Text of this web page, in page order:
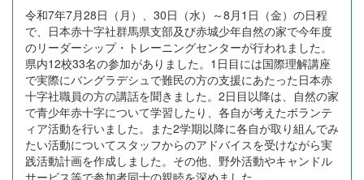
令和7年7月28日（月）、30日（水）～8月1日（金）の日程
で、日本赤十字社群馬県支部及び赤城少年自然の家で今年度
のリーダーシップ・トレーニングセンターが行われました。
県内12校33名の参加がありました。1日目には国際理解講座
で実際にバングラデシュで難民の方の支援にあたった日本赤
十字社職員の方の講話を聞きました。2日目以降は、自然の家
で青少年赤十字について学習したり、各自が考えたボランテ
ィア活動を行いました。また2学期以降に各自が取り組んでみ
たい活動についてスタッフからのアドバイスを受けながら実
践活動計画を作成しました。その他、野外活動やキャンドル